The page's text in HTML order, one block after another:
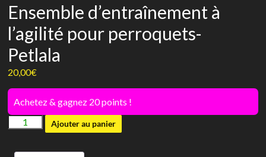
Ensemble d’entraînement à
l’agilité pour perroquets-
Petlala
20,00€
Achetez & gagnez 20 points !
quantité
Ensemble
Ajouter au panier